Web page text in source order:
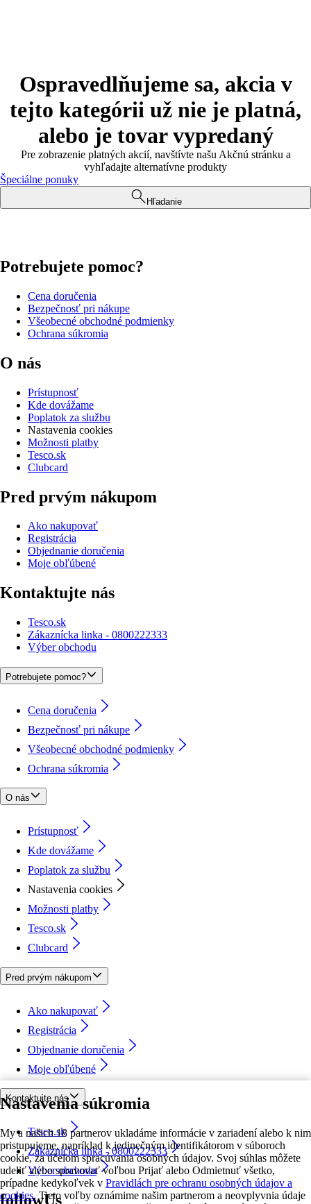
Nastavenia súkromia
My a našich 18 partnerov ukladáme informácie v zariadení alebo k nim
pristupujeme, napríklad k jedinečným identifikátorom v súboroch
cookie, za účelom spracúvania osobných údajov. Svoj súhlas môžete
udeliť alebo spravovať voľbou Prijať alebo Odmietnuť všetko,
prípadne kedykoľvek v Pravidlách pre ochranu osobných údajov a
cookies. Tieto voľby oznámime našim partnerom a neovplyvnia údaje
Ospravedlňujeme sa, akcia v
tejto kategórii už nie je platná,
alebo je tovar vypredaný
Pre zobrazenie platných akcií, navštívte našu Akčnú stránku a
vyhľadajte alternatívne produkty
Špeciálne ponuky
Hľadanie
Potrebujete pomoc?
Cena doručenia
Bezpečnosť pri nákupe
Všeobecné obchodné podmienky
Ochrana súkromia
O nás
Prístupnosť
Kde dovážame
Poplatok za službu
Nastavenia cookies
Možnosti platby
Tesco.sk
Clubcard
Pred prvým nákupom
Ako nakupovať
Registrácia
Objednanie doručenia
Moje obľúbené
Kontaktujte nás
Tesco.sk
Zákaznícka linka - 0800222333
Výber obchodu
Potrebujete pomoc?
Cena doručenia
Bezpečnosť pri nákupe
Všeobecné obchodné podmienky
Ochrana súkromia
O nás
Prístupnosť
Kde dovážame
Poplatok za službu
Nastavenia cookies
Možnosti platby
Tesco.sk
Clubcard
Pred prvým nákupom
Ako nakupovať
Registrácia
Objednanie doručenia
Moje obľúbené
Kontaktujte nás
Tesco.sk
Zákaznícka linka - 0800222333
Výber obchodu
followUs